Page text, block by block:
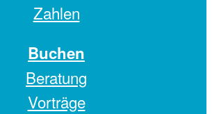
Zahlen
Buchen
Beratung
Vorträge